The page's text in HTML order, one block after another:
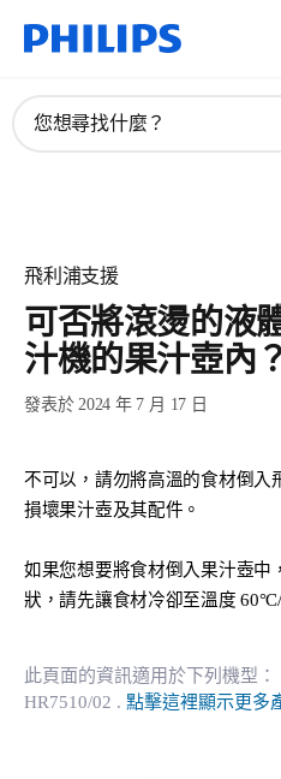
您想尋找什麼？
飛利浦支援
可否將滾燙的液
汁機的果汁壺內？
發表於 2024 年 7 月 17 日
不可以，請勿將高溫的食材倒入
損壞果汁壺及其配件。
如果您想要將食材倒入果汁壺中
狀，請先讓食材冷卻至溫度
此頁面的資訊適用於下列機型：
HR7510/02 . 點擊這裡顯示更多